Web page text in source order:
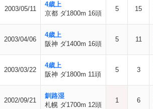
2003/05/11
4歳上
京都 ダ1800m 16頭
5 15
2003/04/06
4歳上
阪神 ダ1400m 16頭
5 11
2003/03/22
4歳上
阪神 ダ1800m 11頭
5 3
2002/09/21
釧路湿
札幌 ダ1700m 12頭
1 6